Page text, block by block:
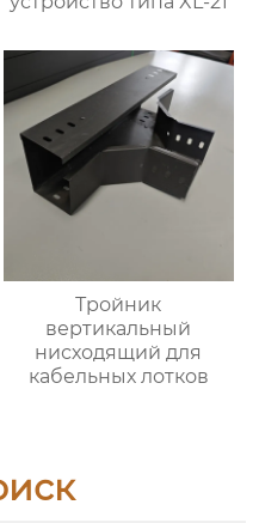
Тройник
вертикальный
нисходящий для
кабельных лотков